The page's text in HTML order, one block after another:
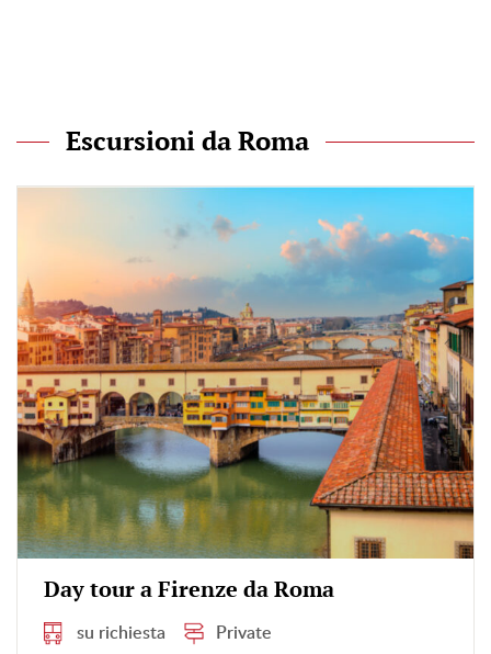
Escursioni da Roma
Day tour a Firenze da Roma
su richiesta Private